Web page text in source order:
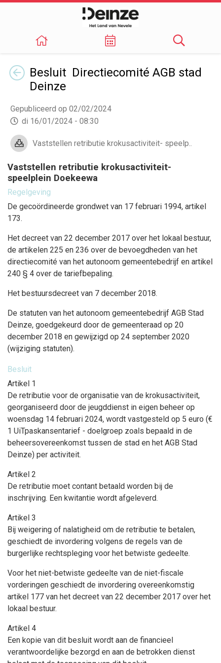
TerugBesluit Directiecomité AGB stad
Deinze
Gepubliceerd op 02/02/2024
di 16/01/2024 - 08:30
Vaststellen retributie krokusactiviteit- speelp..
Vaststellen retributie krokusactiviteit-
speelplein Doekeewa
Regelgeving
De gecoördineerde grondwet van 17 februari 1994, artikel
173.
Het decreet van 22 december 2017 over het lokaal bestuur,
de artikelen 225 en 236 over de bevoegdheden van het
directiecomité van het autonoom gemeentebedrijf en artikel
240 § 4 over de tariefbepaling.
Het bestuursdecreet van 7 december 2018.
De statuten van het autonoom gemeentebedrijf AGB Stad
Deinze, goedgekeurd door de gemeenteraad op 20
december 2018 en gewijzigd op 24 september 2020
(wijziging statuten).
Besluit
Artikel 1
De retributie voor de organisatie van de krokusactiviteit,
georganiseerd door de jeugddienst in eigen beheer op
woensdag 14 februari 2024, wordt vastgesteld op 5 euro (€
1 UiTpaskansentarief - doelgroep zoals bepaald in de
beheersovereenkomst tussen de stad en het AGB Stad
Deinze) per activiteit.
Artikel 2
De retributie moet contant betaald worden bij de
inschrijving. Een kwitantie wordt afgeleverd.
Artikel 3
Bij weigering of nalatigheid om de retributie te betalen,
geschiedt de invordering volgens de regels van de
burgerlijke rechtspleging voor het betwiste gedeelte.
Voor het niet-betwiste gedeelte van de niet-fiscale
vorderingen geschiedt de invordering overeenkomstig
artikel 177 van het decreet van 22 december 2017 over het
lokaal bestuur.
Artikel 4
Een kopie van dit besluit wordt aan de financieel
verantwoordelijke bezorgd en aan de betrokken dienst